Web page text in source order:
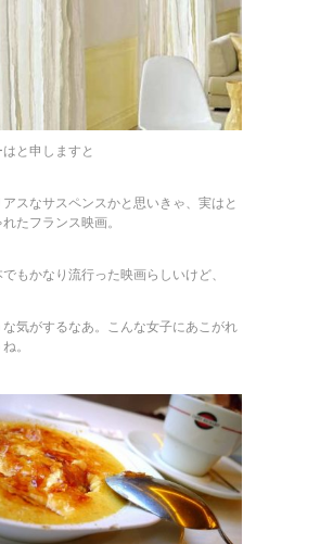
と申しますと
スなサスペンスかと思いきゃ、実はと
たフランス映画。
もかなり流行った映画らしいけど、
気がするなあ。こんな女子にあこがれ
。